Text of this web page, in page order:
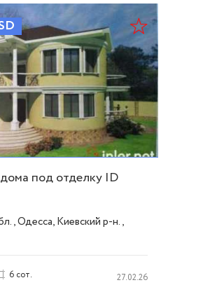
под отделку ID
Одесса, Киевский р-н.,
6 сот. 27.02.26